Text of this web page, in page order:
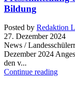
Bildung
Posted by Redaktion
27. Dezember 2024
News /
Dezember 2024
den v...
Continue reading